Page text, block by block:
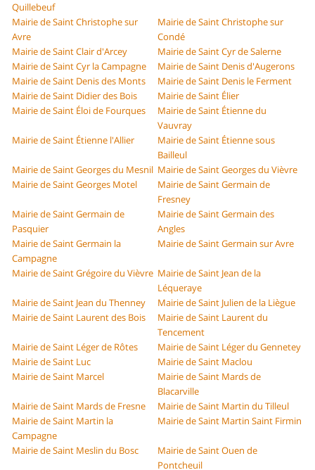
Quillebeuf
Mairie de Saint Christophe sur
Avre
Mairie de Saint Christophe sur
Condé
Mairie de Saint Clair d'Arcey
Mairie de Saint Cyr de Salerne
Mairie de Saint Cyr la Campagne
Mairie de Saint Denis d'Augerons
Mairie de Saint Denis des Monts
Mairie de Saint Denis le Ferment
Mairie de Saint Didier des Bois
Mairie de Saint Élier
Mairie de Saint Éloi de Fourques
Mairie de Saint Étienne du
Vauvray
Mairie de Saint Étienne l'Allier
Mairie de Saint Étienne sous
Bailleul
Mairie de Saint Georges du Mesnil Mairie de Saint Georges du Vièvre
Mairie de Saint Georges Motel
Mairie de Saint Germain de
Fresney
Mairie de Saint Germain de
Pasquier
Mairie de Saint Germain des
Angles
Mairie de Saint Germain la
Campagne
Mairie de Saint Germain sur Avre
Mairie de Saint Grégoire du Vièvre Mairie de Saint Jean de la
Léqueraye
Mairie de Saint Jean du Thenney
Mairie de Saint Julien de la Liègue
Mairie de Saint Laurent des Bois
Mairie de Saint Laurent du
Tencement
Mairie de Saint Léger de Rôtes
Mairie de Saint Léger du Gennetey
Mairie de Saint Luc
Mairie de Saint Maclou
Mairie de Saint Marcel
Mairie de Saint Mards de
Blacarville
Mairie de Saint Mards de Fresne
Mairie de Saint Martin du Tilleul
Mairie de Saint Martin la
Campagne
Mairie de Saint Martin Saint Firmin
Mairie de Saint Meslin du Bosc
Mairie de Saint Ouen de
Pontcheuil